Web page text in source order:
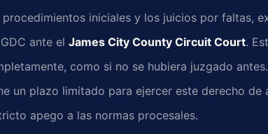
procedimientos iniciales y los juicios por faltas,
ante el James City County Circuit Court.
como si no se hubiera juzgado
un plazo limitado para ejercer este derecho de
apego a las normas procesales.